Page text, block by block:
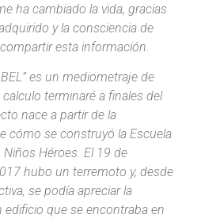
ha cambiado la vida, gracias
y la consciencia de
esta información.
es un mediometraje de
terminaré a finales del
nace a partir de la
cómo se construyó la Escuela
Héroes. El 19 de
hubo un terremoto y, desde
se podía apreciar la
que se encontraba en